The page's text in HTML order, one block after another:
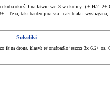
kuba określił najłatwiejsze .3 w okolicy :) + H/2 .2+
- Tępa, taka bardzo jurajska - cała biała i
Sokoliki
fajna droga, klasyk rejonu!padło jeszcze 3x 6.2+